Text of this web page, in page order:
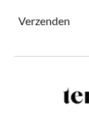
Verzenden